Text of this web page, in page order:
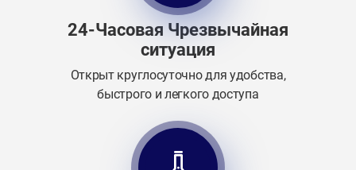
24-Часовая Чрезвычайная
ситуация
Открыт круглосуточно для удобства,
быстрого и легкого доступа